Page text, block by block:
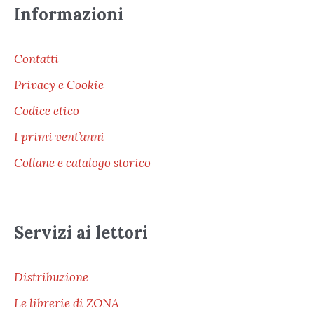
Informazioni
Contatti
Privacy e Cookie
Codice etico
I primi vent’anni
Collane e catalogo storico
Servizi ai lettori
Distribuzione
Le librerie di ZONA